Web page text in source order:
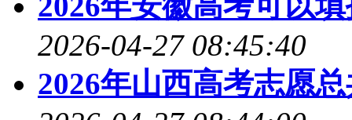
2026-04-27 08:45:40
2026年山西高考志愿